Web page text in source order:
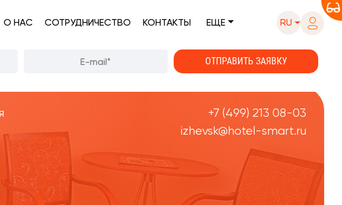
О НАС СОТРУДНИЧЕСТВО КОНТАКТЫ ЕЩЕ RU
+7 (499) 213 08-03
izhevsk@hotel-smart.ru